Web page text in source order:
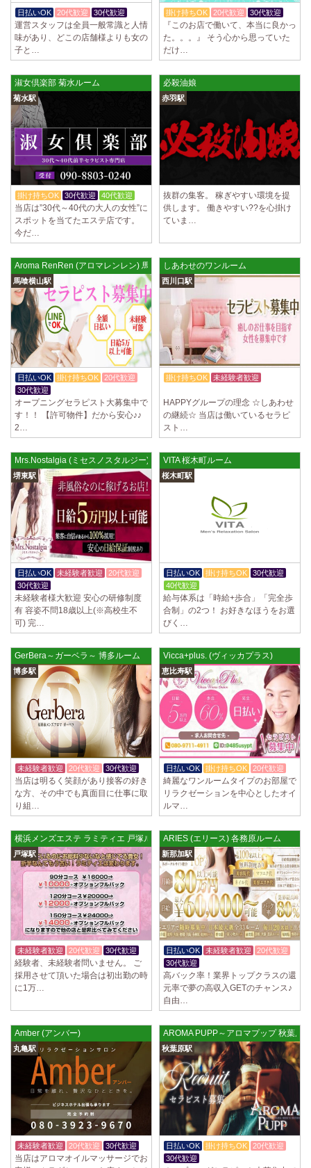
Diamond～ダイヤモンド～
只今NEW OPENにつきセラピストが不足しています！ 今後も新規出店が
続くため、一緒に働いてくれるセラピストを大募集します！ 女性…
2025/03/29[自由が丘駅]
LIVSPA (リブスパ) 自由が丘ルーム
当店の募集は嘘偽り等なく、記載通りにしっかりお給料をお支払いさせ
ていただきます。 とても働きやすいお店作りを心がけております…
2025/03/29[川崎駅]
LIVSPA (リブスパ) 川崎ルーム
当店の募集は嘘偽り等なく、記載通りにしっかりお給料をお支払いさせ
ていただきます。 とても働きやすいお店作りを心がけております…
2025/03/29 [蒲田駅]
LIVSPA (リブスパ) 蒲田ルーム
当店の募集は嘘偽り等なく、記載通りにしっかりお給料をお支払いさせ
ていただきます。 とても働きやすいお店作りを心がけております…
2025/03/28[恵比寿駅]
大人の隠れ家 恵比寿ルーム
初めまして、大人の隠れ家の女店長です。 当店では業界の闇である講習
時のセクハラを撲滅するために女店長または在籍セラピストが講…
2025/03/28[渋谷駅]
大人の隠れ家 渋谷ルーム
初めまして、大人の隠れ家の女店長です。 当店では業界の闇である講習
時のセクハラを撲滅するために女店長または在籍セラピストが講…
2025/03/28[亀有駅]
aroma Angel
セラピストさんを大募集しております 完全歩合で50%〜60%以上！！ 掛
2025/03/28[東海学園前駅]
デビルキャット
24時間営業！自由シフトで好きな時間に働ける 未経験者歓迎♪個室待機
でゆっくり自分の好きな事ができます♪ 可愛い制服もご用意して…
日払いOK 20代歓迎 30代歓迎
運営スタッフは全員一般常識と人情
味があり、どこの店舗様よりも女の
子と…
掛け持ちOK 20代歓迎 30代歓迎
『このお店で働いて、本当に良かっ
た。。。』 そう心から思っていた
だけ…
淑女倶楽部 菊水ルーム
菊水駅
掛け持ちOK 30代歓迎 40代歓迎
当店は”30代～40代の大人の女性”に
スポットを当てたエステ店です。
今だ…
必殺油娘
赤羽駅
抜群の集客。 稼ぎやすい環境を提
供します。 働きやすい??を心掛け
ていま…
Aroma RenRen (アロマレンレン) 馬喰横山ルーム
馬喰横山駅
日払いOK 掛け持ちOK
20代歓迎
30代歓迎
オープニングセラピスト大募集中で
す！！ 【許可物件】だから安心♪♪
2…
しあわせのワンルーム
西川口駅
掛け持ちOK
未経験者歓迎
HAPPYグループの理念 ☆しあわせ
の継続☆ 当店は働いているセラピ
スト…
Mrs.Nostalgia (ミセスノスタルジー)
堺東駅
日払いOK 未経験者歓迎
20代歓迎
30代歓迎
未経験者様大歓迎 安心の研修制度
有 容姿不問18歳以上(※高校生不
可) 完…
VITA 桜木町ルーム
桜木町駅
日払いOK 掛け持ちOK
30代歓迎
40代歓迎
給与体系は「時給+歩合」「完全歩
合制」の2つ！ お好きなほうをお選
びく…
GerBera～ガーベラ～ 博多ルーム
博多駅
未経験者歓迎 20代歓迎 30代歓迎
当店は明るく笑顔があり接客の好き
な方、その中でも真面目に仕事に取
り組…
Vicca+plus. (ヴィッカプラス)
恵比寿駅
日払いOK 掛け持ちOK 20代歓迎
綺麗なワンルームタイプのお部屋で
リラクゼーションを中心としたオイ
ルマ…
横浜メンズエステ ラミティエ 戸塚ルーム
戸塚駅
未経験者歓迎 20代歓迎 30代歓迎
経験者、未経験者問いません。 ご
採用させて頂いた場合は初出勤の時
に1万…
ARIES (エリース) 各務原ルーム
新那加駅
日払いOK 未経験者歓迎
20代歓迎
30代歓迎
高バック率！業界トップクラスの還
元率で夢の高収入GETのチャンス♪
自由…
Amber (アンバー)
丸亀駅
未経験者歓迎 20代歓迎 30代歓迎
当店はアロマオイルマッサージでお
AROMA PUPP～アロマプップ 秋葉原
秋葉原駅
日払いOK 掛け持ちOK
20代歓迎
30代歓迎